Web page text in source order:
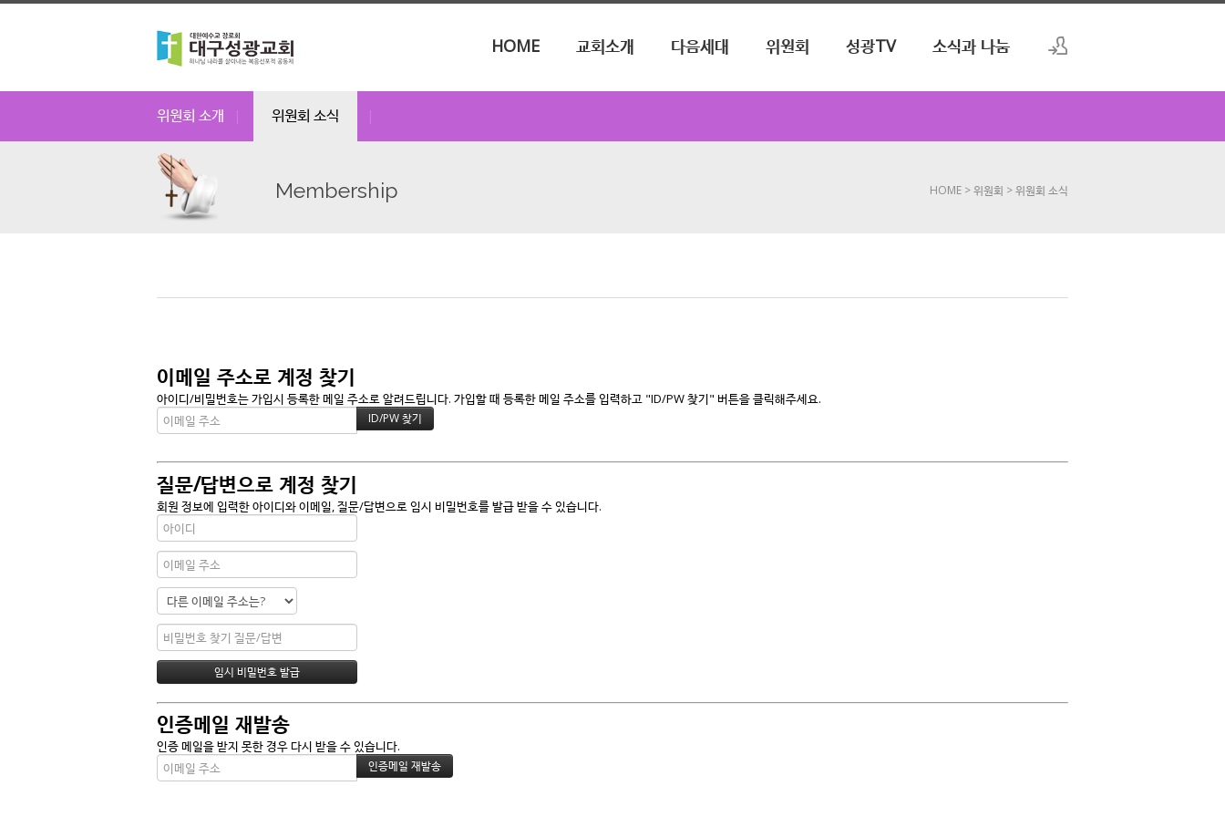
HOME 교회소개 다음세대 위원회 성광TV 소식과 나눔
위원회 소개 | 위원회 소식 |
Membership HOME > 위원회 > 위원회 소식
이메일 주소로 계정 찾기
아이디/비밀번호는 가입시 등록한 메일 주소로 알려드립니다. 가입할 때 등록한 메일 주소를 입력하고 "ID/PW 찾기" 버튼을 클릭해주세요.
질문/답변으로 계정 찾기
회원 정보에 입력한 아이디와 이메일, 질문/답변으로 임시 비밀번호를 발급 받을 수 있습니다.
인증메일 재발송
인증 메일을 받지 못한 경우 다시 받을 수 있습니다.